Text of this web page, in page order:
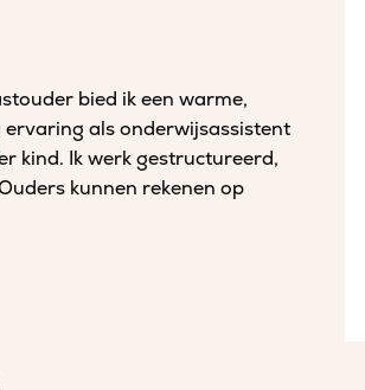
bied ik een warme,
ervaring als onderwijsassistent
kind. Ik werk gestructureerd,
kunnen rekenen op